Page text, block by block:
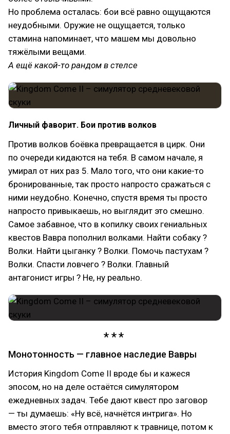
Но проблема осталась: бои всё равно ощущаются
неудобными. Оружие не ощущается, только
стамина напоминает, что машем мы довольно
тяжёлыми вещами.
А ещё какой-то рандом в стелсе
Личный фаворит. Бои против волков
Против волков боёвка превращается в цирк. Они
по очереди кидаются на тебя. В самом начале, я
умирал от них раз 5. Мало того, что они какие-то
бронированные, так просто напросто сражаться с
ними неудобно. Конечно, спустя время ты просто
напросто привыкаешь, но выглядит это смешно.
Самое забавное, что в копилку своих гениальных
квестов Вавра пополнил волками. Найти собаку ?
Волки. Найти цыганку ? Волки. Помочь пастухам ?
Волки. Спасти ловчего ? Волки. Главный
антагонист игры ? Не, ну реально.
Монотонность — главное наследие Вавры
История Kingdom Come II вроде бы и кажеся
эпосом, но на деле остаётся симулятором
ежедневных задач. Тебе дают квест про заговор
— ты думаешь: «Ну всё, начнётся интрига». Но
вместо этого тебя отправляют к травнице, потом к